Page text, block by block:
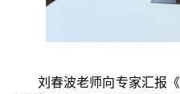
刘春波老师向专家汇报《